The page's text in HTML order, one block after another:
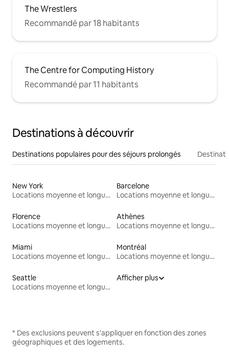
The Wrestlers
Recommandé par 18 habitants
The Centre for Computing History
Recommandé par 11 habitants
Destinations à découvrir
Destinations populaires pour des séjours prolongés
New York
Locations moyenne et longue durée
Barcelone
Locations moyenne et longue durée
Florence
Locations moyenne et longue durée
Athènes
Locations moyenne et longue durée
Miami
Locations moyenne et longue durée
Montréal
Locations moyenne et longue durée
Seattle
Locations moyenne et longue durée
Afficher plus
* Des exclusions peuvent s'appliquer en fonction des zones
géographiques et des logements.